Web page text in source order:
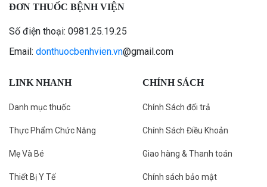
ĐƠN THUỐC BỆNH VIỆN
Số điện thoại: 0981.25.19.25
Email: donthuocbenhvien.vn@gmail.com
LINK NHANH
Danh mục thuốc
Thực Phẩm Chức Năng
Mẹ Và Bé
Thiết Bị Y Tế
CHÍNH SÁCH
Chính Sách đổi trả
Chính Sách Điều Khoản
Giao hàng & Thanh toán
Chính sách bảo mật